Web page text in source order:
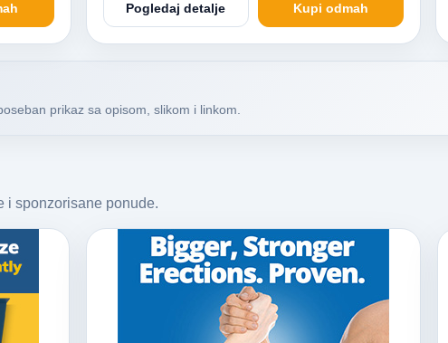
Pogledaj detalje Kupi odmah
prikaz sa opisom, slikom i linkom.
i sponzorisane ponude.